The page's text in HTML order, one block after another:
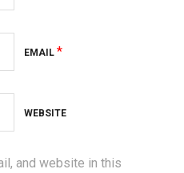
EMAIL *
WEBSITE
and website in this